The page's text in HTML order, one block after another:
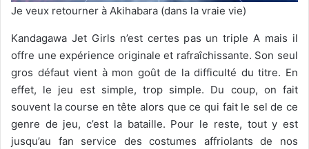
Je veux retourner à Akihabara (dans la vraie vie)
Kandagawa Jet Girls n’est certes pas un triple A mais il
offre une expérience originale et rafraîchissante. Son seul
gros défaut vient à mon goût de la difficulté du titre. En
effet, le jeu est simple, trop simple. Du coup, on fait
souvent la course en tête alors que ce qui fait le sel de ce
genre de jeu, c’est la bataille. Pour le reste, tout y est
jusqu’au fan service des costumes affriolants de nos